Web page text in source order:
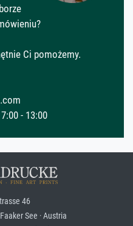
Ci pomożemy.
- 13:00
46
See · Austria